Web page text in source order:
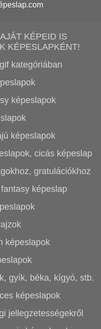
KÉPEID IS
KÉPESLAPKÉNT!
kategóriában
képeslapok
képeslapok
cicás képeslap
gratulációkhoz
képeslap
képeslapok
gyík, béka, kígyó, stb.
képeslapok
jellegzetességekről